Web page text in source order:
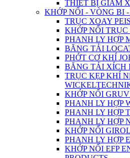
THIẾT BỊ GIẢM
KHỚP NỐI - VÒNG BI
TRỤC XOAY
KHỚP NỐI
PHANH LY HỢP
BĂNG TẢI
PHỚT CƠ KHÍ
BĂNG TẢI XÍCH
TRỤC KẸP KHÍ
KHỚP NỐI
PHANH LY HỢP
PHANH LY HỢP
PHANH LY HỢP
KHỚP NỐI GIROL
PHANH LY HỢP
KHỚP NỐI EFP